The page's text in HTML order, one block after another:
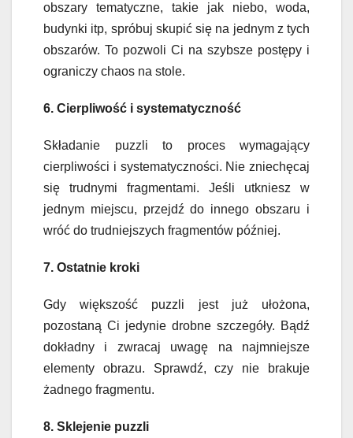
obszary tematyczne, takie jak niebo, woda,
budynki itp, spróbuj skupić się na jednym z tych
obszarów. To pozwoli Ci na szybsze postępy i
ograniczy chaos na stole.
6. Cierpliwość i systematyczność
Składanie puzzli to proces wymagający
cierpliwości i systematyczności. Nie zniechęcaj
się trudnymi fragmentami. Jeśli utkniesz w
jednym miejscu, przejdź do innego obszaru i
wróć do trudniejszych fragmentów później.
7. Ostatnie kroki
Gdy większość puzzli jest już ułożona,
pozostaną Ci jedynie drobne szczegóły. Bądź
dokładny i zwracaj uwagę na najmniejsze
elementy obrazu. Sprawdź, czy nie brakuje
żadnego fragmentu.
8. Sklejenie puzzli